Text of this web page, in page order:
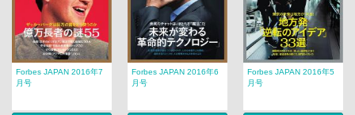
Forbes JAPAN 2016年7
月号
Forbes JAPAN 2016年6
月号
Forbes JAPAN 2016年5
月号